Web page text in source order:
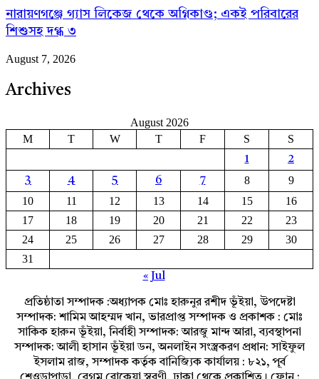
নারায়ণগঞ্জে গ্যাস লিকেজ থেকে অগ্নিকাণ্ড; একই পরিবারের
শিশুসহ দগ্ধ ৩
August 7, 2026
Archives
August 2026
M
T W T F S S
1
2
3
4 5 6 7 8
9
10
11 12 13 14 15
16
17
18 19 20 21 22
23
24
25 26 27 28 29
30
31
« Jul
প্রতিষ্ঠাতা সম্পাদক :অধ্যাপক মোঃ হারুনুর রশীদ ভূঁইয়া, উপদেষ্টা
সম্পাদক: শামিম আহম্মদ খান, ভারপ্রাপ্ত সম্পাদক ও প্রকাশক : মোঃ
সাকিক হারুন ভূঁইয়া, নির্বাহী সম্পাদক: আরজু মান্দ আরা, ব্যবস্থাপনা
সম্পাদক: আলী হাসান ভূঁইয়া ডন, অনলাইন সংস্ত্রকরণ প্রধান: সাইফুল
ইসলাম রাজ, সম্পাদক কর্তৃক বানিজ্যিক কার্যালয় : ৮২১, পূর্ব